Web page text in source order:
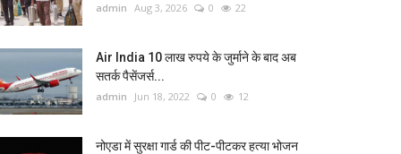
admin Aug 3, 2026 0 22
Air India 10 लाख रुपये के जुर्माने के बाद अब
सतर्क पैसेंजर्स...
admin Jun 18, 2022 0 12
नोएडा में सुरक्षा गार्ड की पीट-पीटकर हत्या भोजन